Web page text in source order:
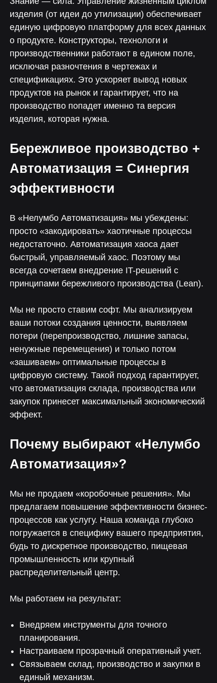
изделия (от идеи до утилизации) обеспечивает
единую цифровую платформу для всех данных
о продукте. Конструкторы, технологи и
производственники работают в едином поле,
исключая разночтения в чертежах и
спецификациях. Это ускоряет вывод новых
продуктов на рынок и гарантирует, что на
производство попадет именно та версия
изделия, которая нужна.
Бережливое производство +
Автоматизация = Синергия
эффективности
В «Нелумбо Автоматизация» мы убеждены:
просто «закодировать» хаотичные процессы
недостаточно. Автоматизация хаоса дает
быстрый, управляемый хаос. Поэтому мы
всегда сочетаем внедрение IT-решений с
принципами бережливого производства (Lean).
Мы не просто ставим софт. Мы анализируем
ваши потоки создания ценности, выявляем
потери (перепроизводство, лишние запасы,
ненужные перемещения) и только потом
«зашиваем» оптимальные процессы в
цифровую систему. Такой подход гарантирует,
что автоматизация склада, производства или
закупок принесет максимальный экономический
эффект.
Почему выбирают «Нелумбо
Автоматизация»?
Мы не продаем «коробочные решения». Мы
предлагаем повышение эффективности бизнес-
процессов как услугу. Наша команда глубоко
погружается в специфику вашего предприятия,
будь то дискретное производство, пищевая
промышленность или крупный
распределительный центр.
Мы работаем на результат:
Внедряем инструменты для точного
планирования.
Настраиваем прозрачный оперативный учет.
Связываем склад, производство и закупки в
единый механизм.
Менеджер
Чтобы помочь с интеграцией
и запуском коммуникаций
Чат поддержки
С ответом за 5 минут — для любых
технических вопросов
Нелумбо в Telegram
100+ кейсов
Примеры реальных проектов
Учебные материалы